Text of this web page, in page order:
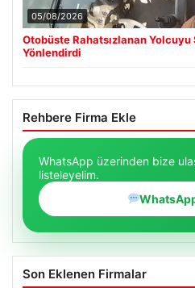
05/08/2026
Otobüste Rahatsızlanan Yolcuyu
Yönlendirdi
Rehbere Firma Ekle
WhatsApp üzerinden bize
listeleyelim.
Son Eklenen Firmalar